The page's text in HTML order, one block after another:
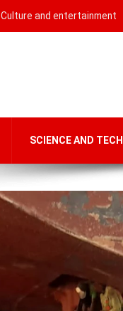
Culture and entertainment
SCIENCE AND